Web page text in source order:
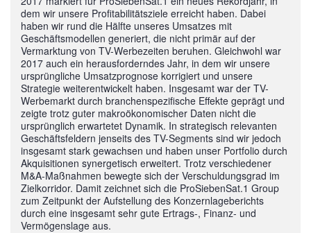
dem wir unsere Profitabilitätsziele erreicht haben. Dabei
haben wir rund die Hälfte unseres Umsatzes mit
Geschäftsmodellen generiert, die nicht primär auf der
Vermarktung von TV-Werbezeiten beruhen. Gleichwohl war
2017 auch ein herausforderndes Jahr, in dem wir unsere
ursprüngliche Umsatzprognose korrigiert und unsere
Strategie weiterentwickelt haben. Insgesamt war der TV-
Werbemarkt durch branchenspezifische Effekte geprägt und
zeigte trotz guter makroökonomischer Daten nicht die
ursprünglich erwartetet Dynamik. In strategisch relevanten
Geschäftsfeldern jenseits des TV-Segments sind wir jedoch
insgesamt stark gewachsen und haben unser Portfolio durch
Akquisitionen synergetisch erweitert. Trotz verschiedener
M&A-Maßnahmen bewegte sich der Verschuldungsgrad im
Zielkorridor. Damit zeichnet sich die ProSiebenSat.1 Group
zum Zeitpunkt der Aufstellung des Konzernlageberichts
durch eine insgesamt sehr gute Ertrags-, Finanz- und
Vermögenslage aus.